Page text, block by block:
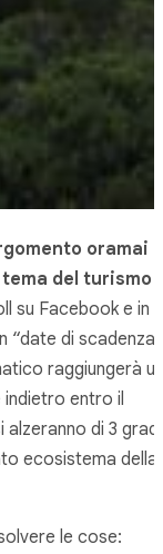
oramai
tema del turismo
su Facebook e in
“date di scadenza”
raggiungerà un
entro il
di 3
ecosistema della
le cose: